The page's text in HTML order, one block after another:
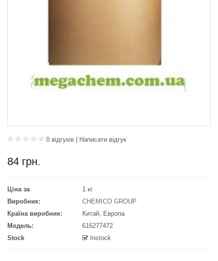
0 відгуків Написати відгук
84 грн.
Ціна за
1 кг
Виробник:
CHEMICO GROUP
Країна виробник:
Китай, Европа
Модель:
616277472
Stock
Instock